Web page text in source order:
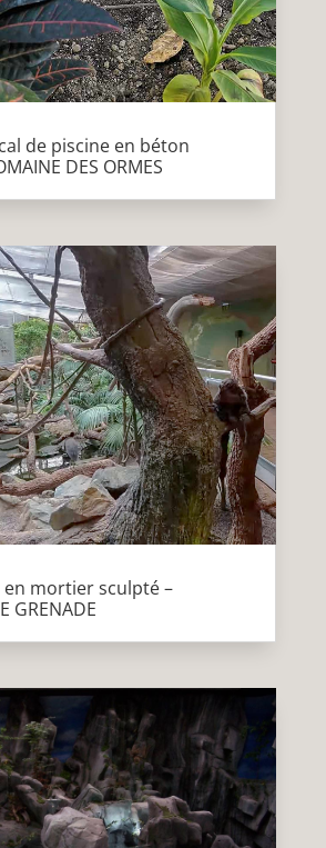
de piscine en béton
DES ORMES
en mortier sculpté –
GRENADE